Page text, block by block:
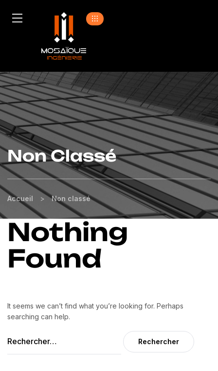
Non Classé
Accueil > Non classé
Nothing
Found
It seems we can’t find what you’re looking for. Perhaps
searching can help.